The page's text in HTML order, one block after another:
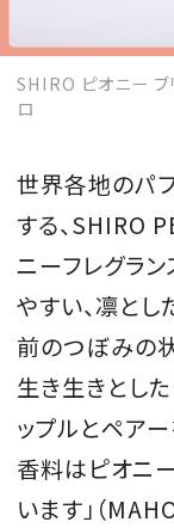
SHIRO ピオニー
ロ
世界各地のパ
する、SHIRO
ニーフレグラン
やすい、凛と
前のつぼみの
生き生きとし
ップルとペア
香料はピオニ
います」（